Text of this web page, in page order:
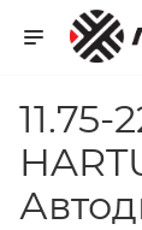
11.75-